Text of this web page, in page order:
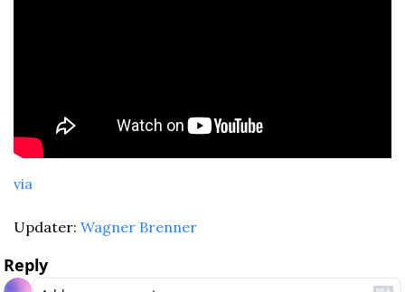
via
Updater: Wagner Brenner
Reply